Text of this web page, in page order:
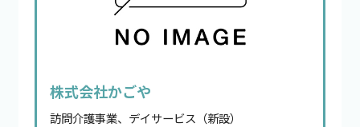
株式会社かごや
訪問介護事業、デイサービス（新設）